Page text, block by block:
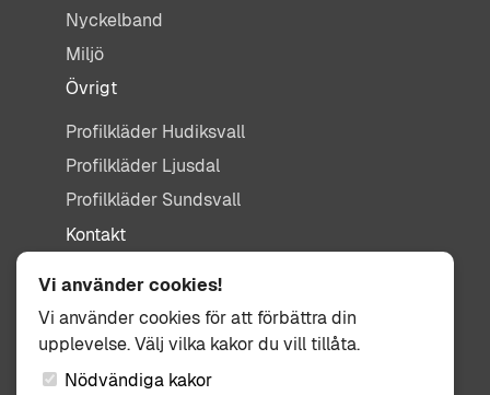
Nyckelband
Miljö
Övrigt
Profilkläder Hudiksvall
Profilkläder Ljusdal
Profilkläder Sundsvall
Kontakt
info@tisdag.se
0650-155 95
Kullbäcksvägen 3
824 31 Hudiksvall
Vi använder cookies!
Vi använder cookies för att förbättra din
upplevelse. Välj vilka kakor du vill tillåta.
Nödvändiga kakor